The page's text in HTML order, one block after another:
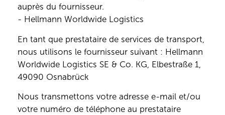
auprès du fournisseur.
- Hellmann Worldwide Logistics
En tant que prestataire de services de transport,
nous utilisons le fournisseur suivant : Hellmann
Worldwide Logistics SE & Co. KG, Elbestraße 1,
49090 Osnabrück
Nous transmettons votre adresse e-mail et/ou
votre numéro de téléphone au prestataire